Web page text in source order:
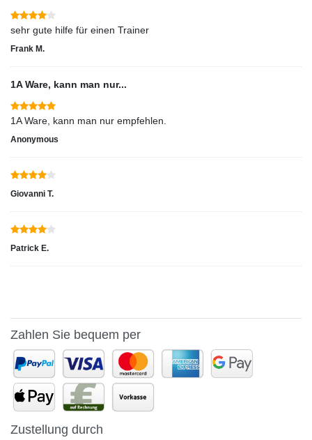
sehr gute hilfe für einen Trainer
Frank M.
1A Ware, kann man nur...
1A Ware, kann man nur empfehlen.
Anonymous
Giovanni T.
Patrick E.
Zahlen Sie bequem per
Zustellung durch